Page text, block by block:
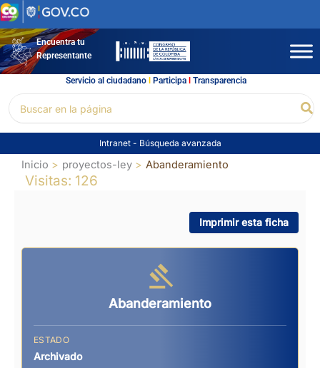
Ir
al
contenidoEncuentra tu
Representante
Servicio al ciudadano l Participal Transparencia
por:
Intranet - Búsqueda avanzada
Inicio proyectos-ley Abanderamiento
Visitas: 126
Imprimir esta ficha
Abanderamiento
ESTADO
Archivado